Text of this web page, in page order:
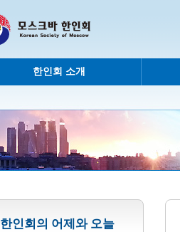
한인회 소개
한인회의 어제와 오늘